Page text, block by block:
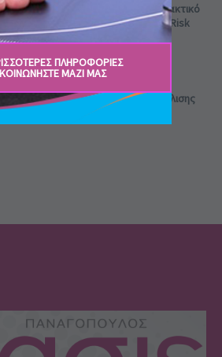
Αερόστρωμα Ανταλλακτικό
Κυψελωτό Medium Risk
Αερόστρωμα Κατάκλισης
ΠΛΗΡΟΦΟΡΙΕΣ
ΜΑΖΊ ΜΑΣ